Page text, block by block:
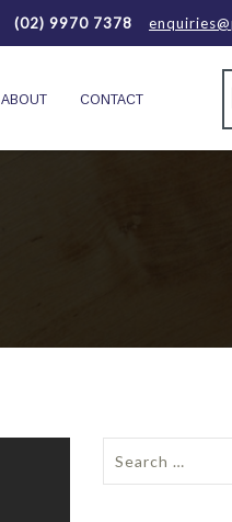
(02) 9970 7378
ABOUT CONTACT
for: